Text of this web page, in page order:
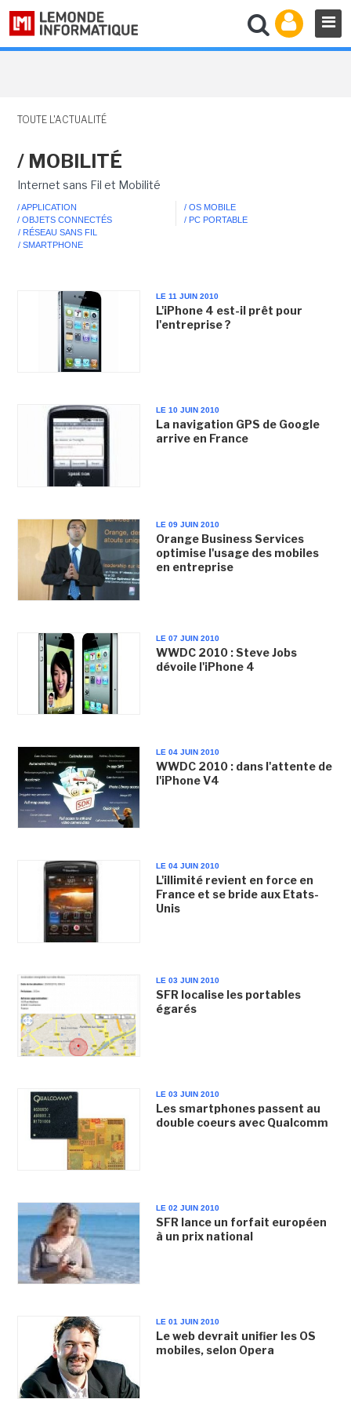
TOUTE L'ACTUALITÉ
/ MOBILITÉ
Internet sans Fil et Mobilité
/ APPLICATION
/ OBJETS CONNECTÉS
/ OS MOBILE
/ PC PORTABLE
/ RÉSEAU SANS FIL
/ SMARTPHONE
LE 11 JUIN 2010
L'iPhone 4 est-il prêt pour
l'entreprise ?
LE 10 JUIN 2010
La navigation GPS de Google
arrive en France
LE 09 JUIN 2010
Orange Business Services
optimise l'usage des mobiles
en entreprise
LE 07 JUIN 2010
WWDC 2010 : Steve Jobs
dévoile l'iPhone 4
LE 04 JUIN 2010
WWDC 2010 : dans l'attente de
l'iPhone V4
LE 04 JUIN 2010
L'illimité revient en force en
France et se bride aux Etats-
Unis
LE 03 JUIN 2010
SFR localise les portables
égarés
LE 03 JUIN 2010
Les smartphones passent au
double coeurs avec Qualcomm
LE 02 JUIN 2010
SFR lance un forfait européen
à un prix national
LE 01 JUIN 2010
Le web devrait unifier les OS
mobiles, selon Opera